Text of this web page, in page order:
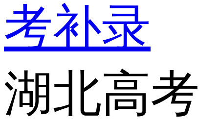
考补录
湖北高考